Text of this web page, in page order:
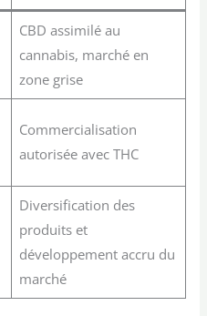
CBD assimilé au
cannabis, marché en
zone grise
Commercialisation
autorisée avec THC
Diversification des
produits et
développement accru du
marché